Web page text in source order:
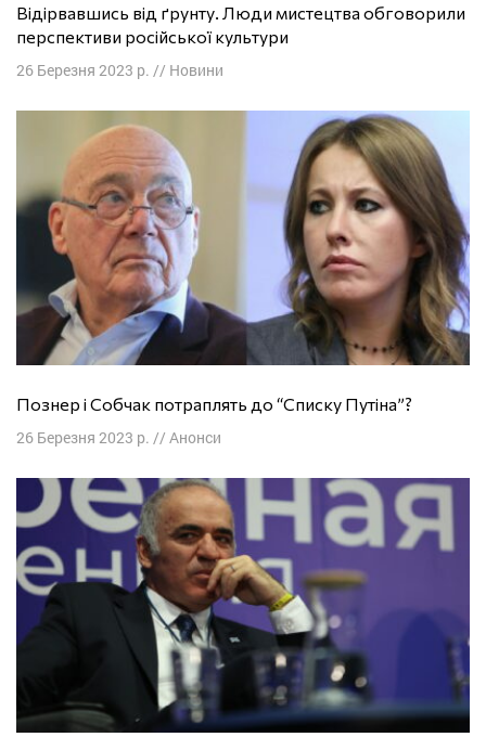
Відірвавшись від ґрунту. Люди мистецтва обговорили
перспективи російської культури
26 Березня 2023 р. // Новини
Познер і Собчак потраплять до “Списку Путіна”?
26 Березня 2023 р. // Анонси